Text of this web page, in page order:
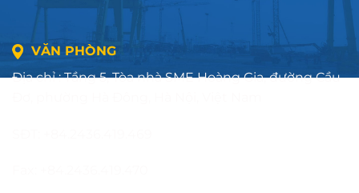
VĂN PHÒNG
Địa chỉ : Tầng 5, Tòa nhà SME Hoàng Gia, đường Cầu